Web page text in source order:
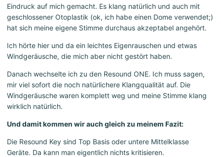
Eindruck auf mich gemacht. Es klang natürlich und auch mit
geschlossener Otoplastik (ok, ich habe einen Dome verwendet;)
hat sich meine eigene Stimme durchaus akzeptabel angehört.
Ich hörte hier und da ein leichtes Eigenrauschen und etwas
Windgeräusche, die mich aber nicht gestört haben.
Danach wechselte ich zu den Resound ONE. Ich muss sagen,
mir viel sofort die noch natürlichere Klangqualität auf. Die
Windgeräusche waren komplett weg und meine Stimme klang
wirklich natürlich.
Und damit kommen wir auch gleich zu meinem Fazit:
Die Resound Key sind Top Basis oder untere Mittelklasse
Geräte. Da kann man eigentlich nichts kritisieren.